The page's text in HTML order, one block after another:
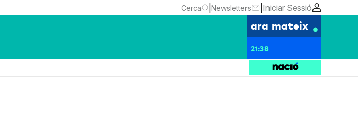
Cerca Newsletters Iniciar Sessió
ara mateix
21:38